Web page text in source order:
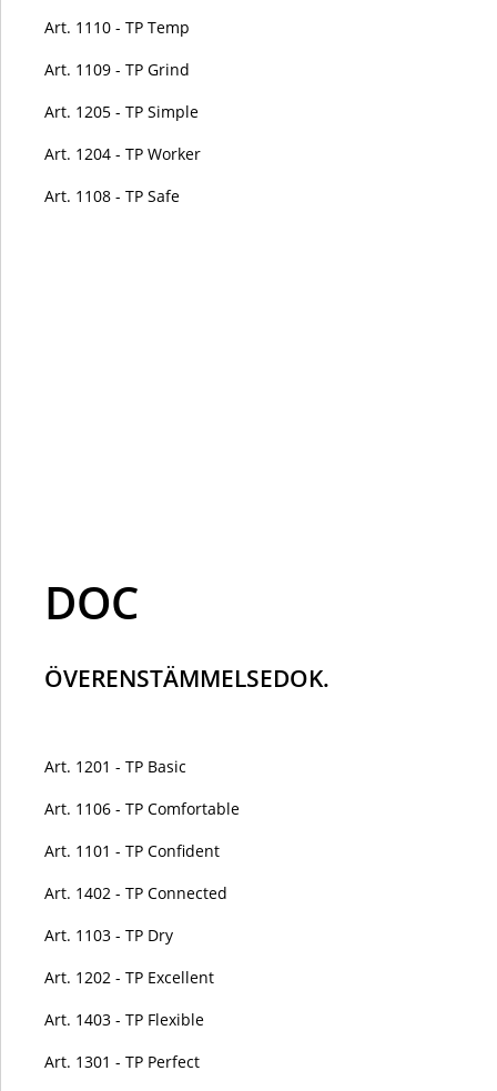
Art. 1110 - TP Temp
Art. 1109 - TP Grind
Art. 1205 - TP Simple
Art. 1204 - TP Worker
Art. 1108 - TP Safe
DOC
ÖVERENSTÄMMELSEDOK.
Art. 1201 - TP Basic
Art. 1106 - TP Comfortable
Art. 1101 - TP Confident
Art. 1402 - TP Connected
Art. 1103 - TP Dry
Art. 1202 - TP Excellent
Art. 1403 - TP Flexible
Art. 1301 - TP Perfect